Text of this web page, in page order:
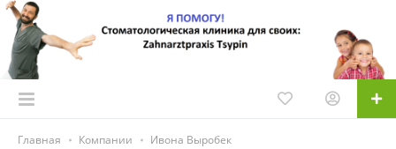
Главная Компании Ивона Выробек